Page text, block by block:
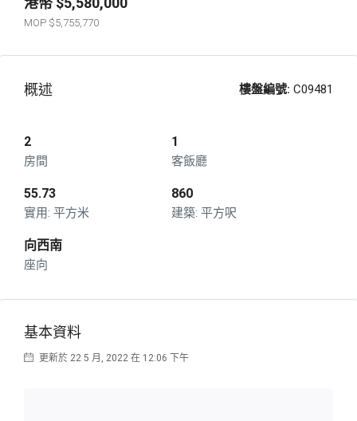
$5,755,770
概述 樓盤編號: C09481
2
房間
1
客飯廳
55.73
平方米
860
平方呎
向西南
座向
基本資料
更新於 22 5 月, 2022 在 12:06 下午